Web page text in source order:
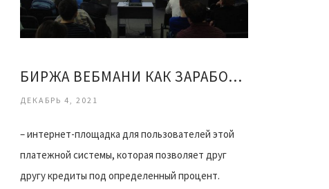
БИРЖА ВЕБМАНИ КАК ЗАРАБОТАТЬ
ДЕКАБРЬ 4, 2021
– интернет-площадка для пользователей этой
платежной системы, которая позволяет друг
другу кредиты под определенный процент.